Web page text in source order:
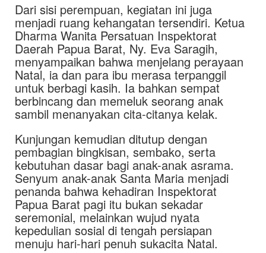
Dari sisi perempuan, kegiatan ini juga
menjadi ruang kehangatan tersendiri. Ketua
Dharma Wanita Persatuan Inspektorat
Daerah Papua Barat, Ny. Eva Saragih,
menyampaikan bahwa menjelang perayaan
Natal, ia dan para ibu merasa terpanggil
untuk berbagi kasih. Ia bahkan sempat
berbincang dan memeluk seorang anak
sambil menanyakan cita-citanya kelak.
Kunjungan kemudian ditutup dengan
pembagian bingkisan, sembako, serta
kebutuhan dasar bagi anak-anak asrama.
Senyum anak-anak Santa Maria menjadi
penanda bahwa kehadiran Inspektorat
Papua Barat pagi itu bukan sekadar
seremonial, melainkan wujud nyata
kepedulian sosial di tengah persiapan
menuju hari-hari penuh sukacita Natal.